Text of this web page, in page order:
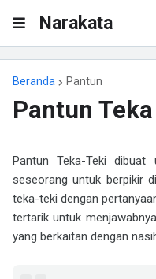
Narakata
Beranda Pantun
Pantun
Pantun Teka-Teki dibuat
seseorang untuk berpikir
teka-teki dengan
tertarik untuk
yang berkaitan dengan